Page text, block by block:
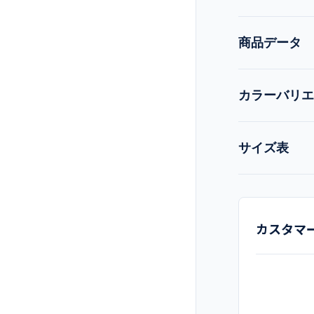
商品データ
メーカー
カラーバリ
現在: ネイビー
サイズ表
カスタマ